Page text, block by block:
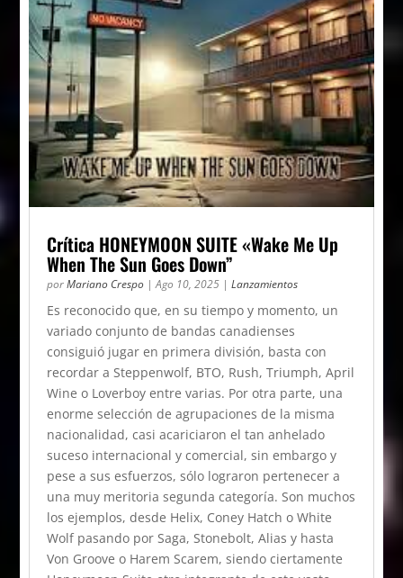
Crítica HONEYMOON SUITE «Wake Me Up
When The Sun Goes Down”
porMariano Crespo |Ago 10, 2025 |Lanzamientos
Es reconocido que, en su tiempo y momento, un
variado conjunto de bandas canadienses
consiguió jugar en primera división, basta con
recordar a Steppenwolf, BTO, Rush, Triumph, April
Wine o Loverboy entre varias. Por otra parte, una
enorme selección de agrupaciones de la misma
nacionalidad, casi acariciaron el tan anhelado
suceso internacional y comercial, sin embargo y
pese a sus esfuerzos, sólo lograron pertenecer a
una muy meritoria segunda categoría. Son muchos
los ejemplos, desde Helix, Coney Hatch o White
Wolf pasando por Saga, Stonebolt, Alias y hasta
Von Groove o Harem Scarem, siendo ciertamente